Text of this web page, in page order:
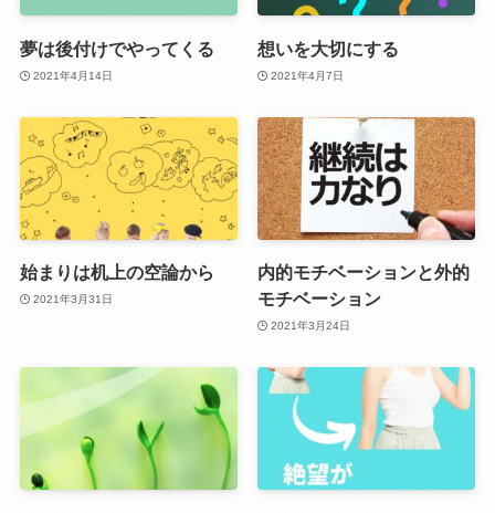
夢は後付けでやってくる
2021年4月14日
想いを大切にする
2021年4月7日
始まりは机上の空論から
2021年3月31日
内的モチベーションと外的
モチベーション
2021年3月24日